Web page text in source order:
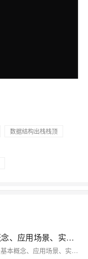
数据结构出栈栈顶
C语言中的位运算技巧，涵盖基本概念、应用场景、实用技巧及示例代码，并讨论了位运算的性能优势及其与其他数据结构和算法的结合
本文深入解析了C语言中的位运算技巧，涵盖基本概念、应用场景、实用技巧及示例代码，并讨论了位运算的性能优势及其与其他数据结构和算法的结合，旨在帮助读者掌握这一高效的数据处理方法。